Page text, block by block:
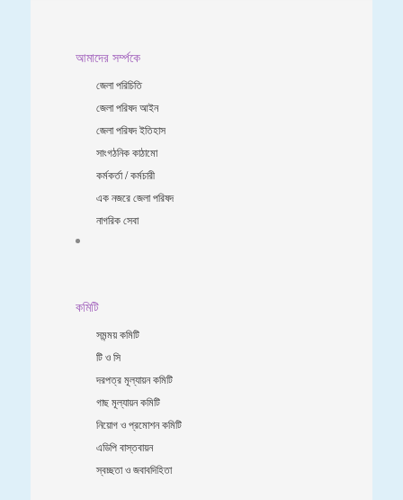
আমাদের সর্ম্পকে
জেলা পরিচিতি
জেলা পরিষদ আইন
জেলা পরিষদ ইতিহাস
সাংগঠনিক কাঠামো
কর্মকর্তা / কর্মচারী
এক নজরে জেলা পরিষদ
নাগরিক সেবা
কমিটি
সমন্ময় কমিটি
টি ও সি
দরপত্র মূল্যায়ন কমিটি
গাছ মূল্যায়ন কমিটি
নিয়োগ ও প্রমোশন কমিটি
এডিপি বাস্তবায়ন
স্বচ্ছতা ও জবাবদিহিতা